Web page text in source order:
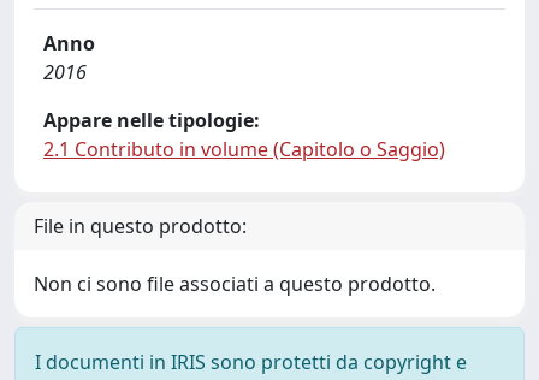
Anno
2016
Appare nelle tipologie:
2.1 Contributo in volume (Capitolo o Saggio)
File in questo prodotto:
Non ci sono file associati a questo prodotto.
I documenti in IRIS sono protetti da copyright e